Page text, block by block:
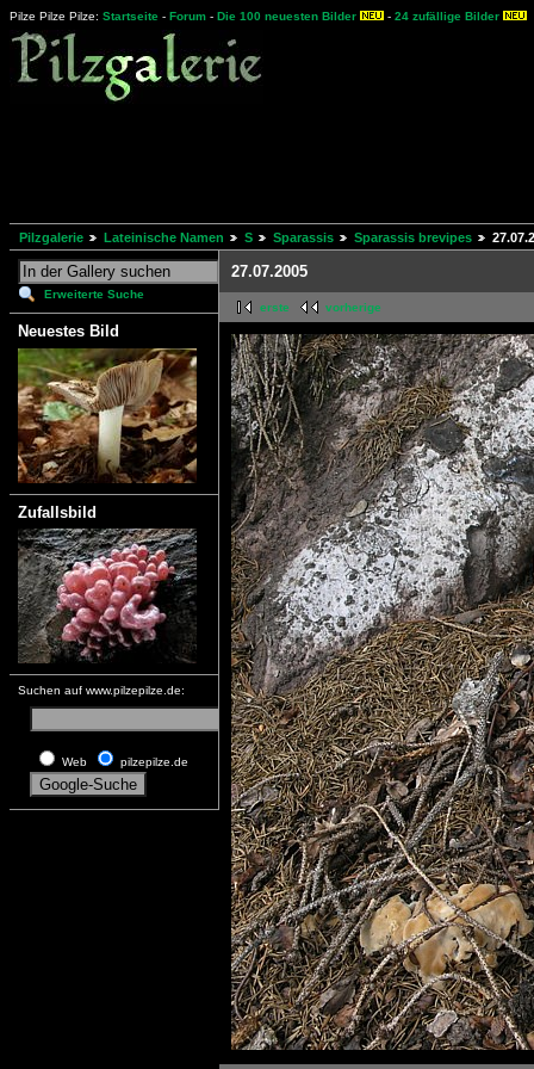
Pilze Pilze Pilze: Startseite - Forum - Die 100 neuesten Bilder - 24 zufällige Bilder
Pilzgalerie Lateinische Namen S Sparassis Sparassis brevipes
Erweiterte Suche
Neuestes Bild
Zufallsbild
Suchen auf www.pilzepilze.de:
Web pilzepilze.de
27.07.2005
erste vorherige